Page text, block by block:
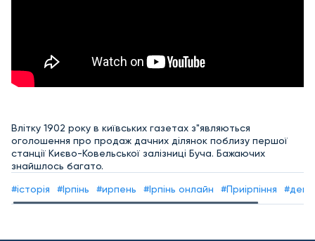
Влітку 1902 року в київських газетах з"являються
оголошення про продаж дачних ділянок поблизу першої
станції Києво-Ковельської залізниці Буча. Бажаючих
знайшлось багато.
#історія #Ірпінь #ирпень #Ірпінь онлайн #Приірпіння #день